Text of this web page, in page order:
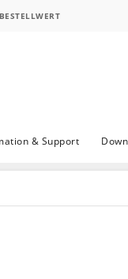
& Support